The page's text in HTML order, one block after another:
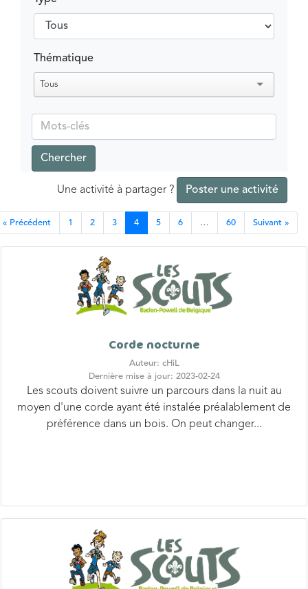
Thématique
Tous
Une activité à partager ?
Suivant »
Auteur: cHiL
Les scouts doivent suivre un parcours dans la nuit au
moyen d'une corde ayant été instalée préalablement de
préférence dans un bois. On peut changer...